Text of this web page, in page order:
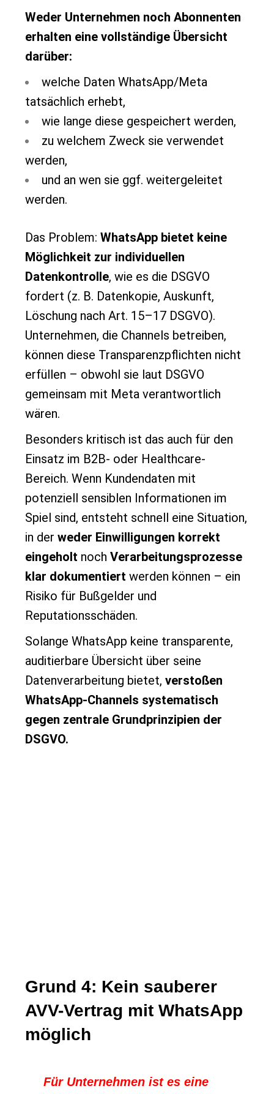
Weder Unternehmen noch Abonnenten
erhalten eine vollständige Übersicht
darüber:
welche Daten WhatsApp/Meta
tatsächlich erhebt,
wie lange diese gespeichert werden,
zu welchem Zweck sie verwendet
werden,
und an wen sie ggf. weitergeleitet
werden.
Das Problem:WhatsApp bietet keine
Möglichkeit zur individuellen
Datenkontrolle, wie es die DSGVO
fordert (z. B. Datenkopie, Auskunft,
Löschung nach Art. 15–17 DSGVO).
Unternehmen, die Channels betreiben,
können diese Transparenzpflichten nicht
erfüllen – obwohl sie laut DSGVO
gemeinsam mit Meta verantwortlich
wären.
Besonders kritisch ist das auch für den
Einsatz im B2B- oder Healthcare-
Bereich. Wenn Kundendaten mit
potenziell sensiblen Informationen im
Spiel sind, entsteht schnell eine Situation,
in derweder Einwilligungen korrekt
eingeholt nochVerarbeitungsprozesse
klar dokumentiert werden können – ein
Risiko für Bußgelder und
Reputationsschäden.
Solange WhatsApp keine transparente,
auditierbare Übersicht über seine
Datenverarbeitung bietet,verstoßen
WhatsApp-Channels systematisch
gegen zentrale Grundprinzipien der
DSGVO.
Grund 4: Kein sauberer
AVV-Vertrag mit WhatsApp
möglich
Für Unternehmen ist es eine